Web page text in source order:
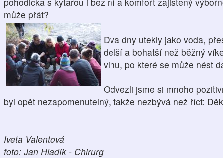
může přát?
Dva dny utekly jako voda,
delší a bohatší než běžný
vlnu, po které se může nést
Odvezli jsme si mnoho
byl opět nezapomenutelný, takže nezbývá než říct:
Iveta Valentová
foto: Jan Hladík - Chirurg